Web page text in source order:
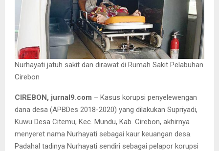
Nurhayati jatuh sakit dan dirawat di Rumah Sakit Pelabuhan
Cirebon
CIREBON, jurnal9.com – Kasus korupsi penyelewengan
dana desa (APBDes 2018-2020) yang dilakukan Supriyadi,
Kuwu Desa Citemu, Kec. Mundu, Kab. Cirebon, akhirnya
menyeret nama Nurhayati sebagai kaur keuangan desa.
Padahal tadinya Nurhayati sendiri sebagai pelapor korupsi